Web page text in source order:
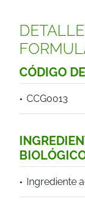
CÓDIGO
CCG0013
Ingrediente